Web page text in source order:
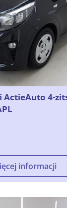
ActieAuto 4-
informacji